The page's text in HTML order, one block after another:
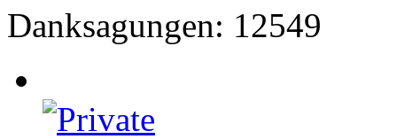
Danksagungen: 12549